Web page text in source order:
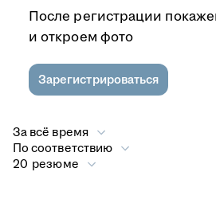
После регистрации
и откроем фото
Зарегистрироваться
За всё время
По соответствию
20 резюме